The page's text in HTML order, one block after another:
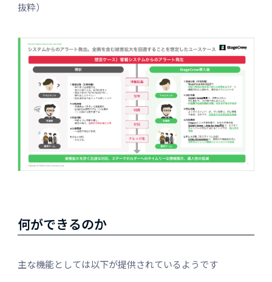
抜粋）
何ができるのか
主な機能としては以下が提供されているようです